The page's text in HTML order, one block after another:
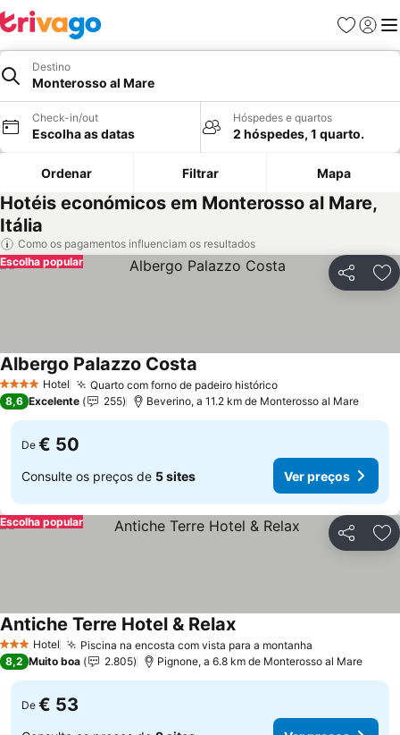
Favoritos
Iniciar
Destino
Monterosso al Mare
Check-in/out
Escolha as datas
Hóspedes e quartos
2 hóspedes, 1 quarto.
Ordenar Filtrar Mapa
Hotéis económicos em Monterosso al Mare,
Itália
Como os pagamentos influenciam os resultados
Partilhar
Escolha popular
4 EstrelasHotel Quarto com forno de padeiro histórico
Albergo Palazzo Costa
8,6 Excelente 255 Beverino, a 11.2 km de Monterosso al Mare
De € 50
Consulte os preços de 5 sites Ver preços
Partilhar
Escolha popular
3 EstrelasHotel Piscina na encosta com vista para a montanha
Antiche Terre Hotel & Relax
8,2 Muito boa 2.805 Pignone, a 6.8 km de Monterosso al Mare
De € 53